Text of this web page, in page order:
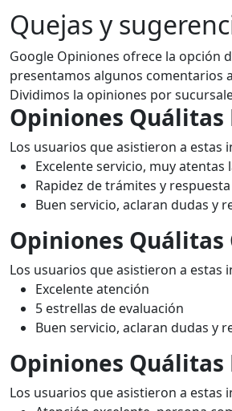
Quejas y
Google Opiniones ofrece la opción
presentamos algunos comentarios
Dividimos la opiniones por
Opiniones Quálitas
Los usuarios que asistieron a estas
Excelente servicio, muy atentas
Rapidez de trámites y
Buen servicio, aclaran dudas y
Opiniones Quálitas
Los usuarios que asistieron a estas
Excelente atención
5 estrellas de evaluación
Buen servicio, aclaran dudas y
Opiniones Quálitas
Los usuarios que asistieron a estas